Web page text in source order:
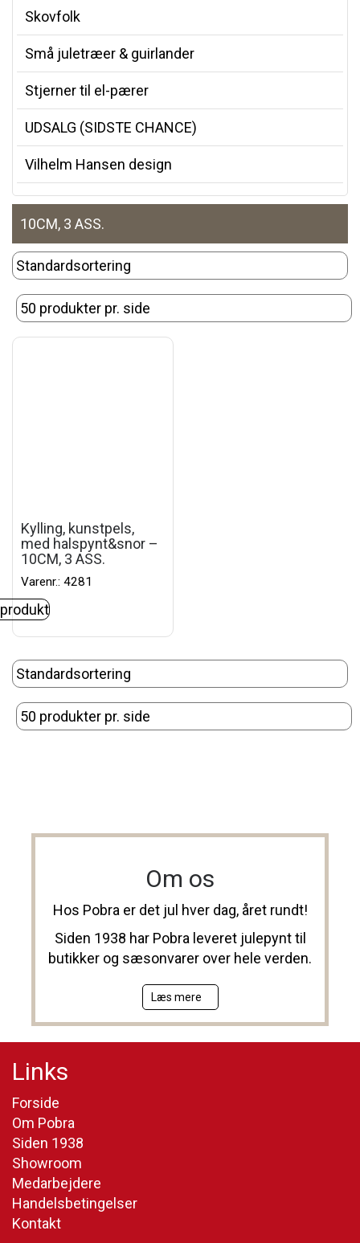
Skovfolk
Små juletræer & guirlander
Stjerner til el-pærer
UDSALG (SIDSTE CHANCE)
Vilhelm Hansen design
10CM, 3 ASS.
Kylling, kunstpels,
med halspynt&snor –
10CM, 3 ASS.
Varenr.: 4281
Om os
Hos Pobra er det jul hver dag, året rundt!
Siden 1938 har Pobra leveret julepynt til
butikker og sæsonvarer over hele verden.
Læs mere
Links
Forside
Om Pobra
Siden 1938
Showroom
Medarbejdere
Handelsbetingelser
Kontakt